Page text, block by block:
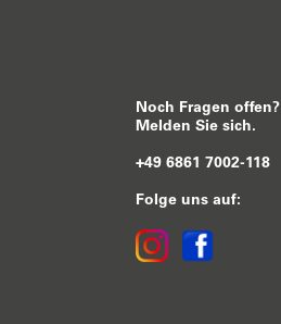
Noch Fragen offen?
Melden Sie sich.
+49 6861 7002-118
Folge uns auf: